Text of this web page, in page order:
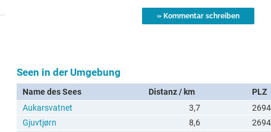
Seen in der Umgebung
Name des Sees Distanz / km PLZ
Aukarsvatnet
3,7 2694
Gjuvtjørn
8,6 2694